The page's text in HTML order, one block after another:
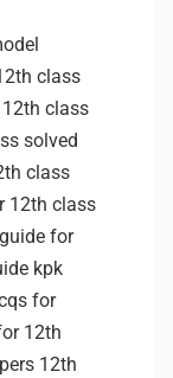
class
class
solved
class
12th class
for
kpk
for
12th
12th